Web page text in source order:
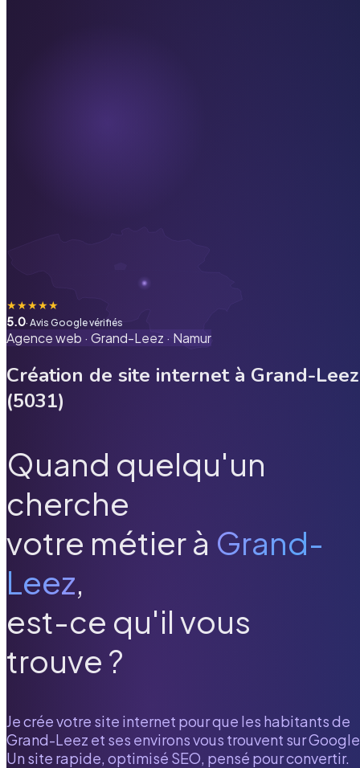
★★★★★
5.0· Avis Google vérifiés
Agence web · Grand-Leez · Namur
Création de site internet à Grand-Leez
(5031)
Quand quelqu'un
cherche
votre métier à Grand-
Leez,
est-ce qu'il vous
trouve ?
Je crée votre site internet pour que les habitants de
Grand-Leez et ses environs vous trouvent sur
Un site rapide, optimisé SEO, pensé pour convertir.